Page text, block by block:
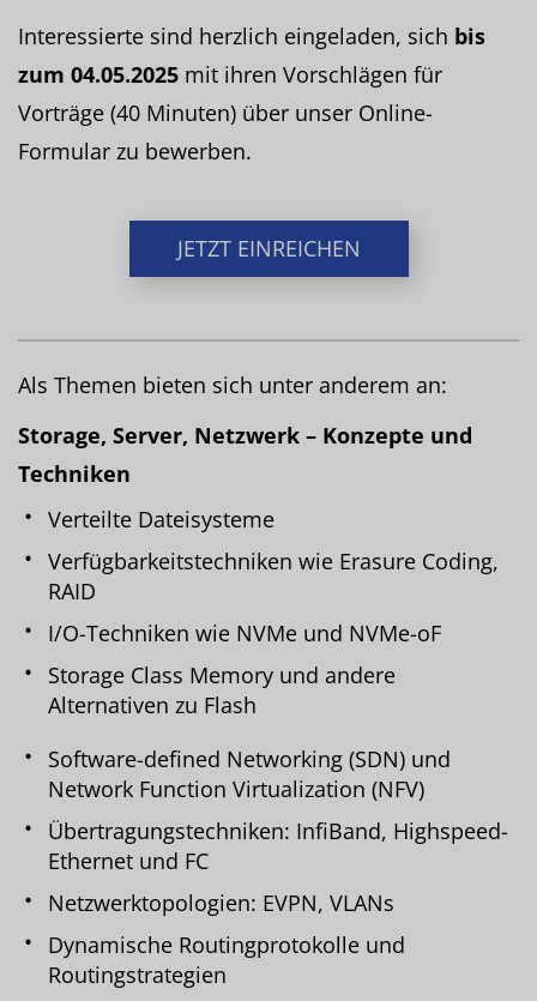
Interessierte sind herzlich eingeladen, sich bis
zum 04.05.2025 mit ihren Vorschlägen für
Vorträge (40 Minuten) über unser Online-
Formular zu bewerben.
JETZT EINREICHEN
Als Themen bieten sich unter anderem an:
Storage, Server, Netzwerk – Konzepte und
Techniken
Verteilte Dateisysteme
Verfügbarkeitstechniken wie Erasure Coding,
RAID
I/O-Techniken wie NVMe und NVMe-oF
Storage Class Memory und andere
Alternativen zu Flash
Software-defined Networking (SDN) und
Network Function Virtualization (NFV)
Übertragungstechniken: InfiBand, Highspeed-
Ethernet und FC
Netzwerktopologien: EVPN, VLANs
Dynamische Routingprotokolle und
Routingstrategien